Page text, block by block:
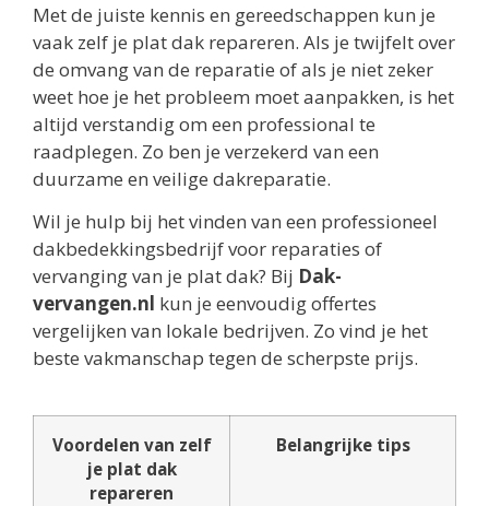
Met de juiste kennis en gereedschappen kun je
vaak zelf je plat dak repareren. Als je twijfelt over
de omvang van de reparatie of als je niet zeker
weet hoe je het probleem moet aanpakken, is het
altijd verstandig om een professional te
raadplegen. Zo ben je verzekerd van een
duurzame en veilige dakreparatie.
Wil je hulp bij het vinden van een professioneel
dakbedekkingsbedrijf voor reparaties of
vervanging van je plat dak? Bij Dak-
vervangen.nl kun je eenvoudig offertes
vergelijken van lokale bedrijven. Zo vind je het
beste vakmanschap tegen de scherpste prijs.
Voordelen van zelf
je plat dak
repareren
Belangrijke tips